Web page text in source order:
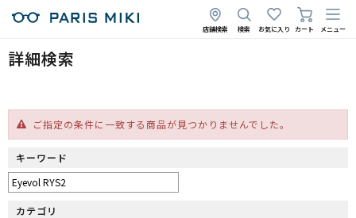
店舗検索 検索 お気に入り カート メニュー
詳細検索
ご指定の条件に一致する商品が見つかりませんでした。
キーワード
カテゴリ